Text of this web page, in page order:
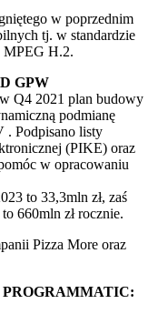
w poprzednim
tj. w standardzie
H.2.
GPW
w Q4 2021 plan budowy
podmianę
. Podpisano listy
(PIKE) oraz
w opracowaniu
to 33,3mln zł, zaś
660mln zł rocznie.
Pizza More oraz